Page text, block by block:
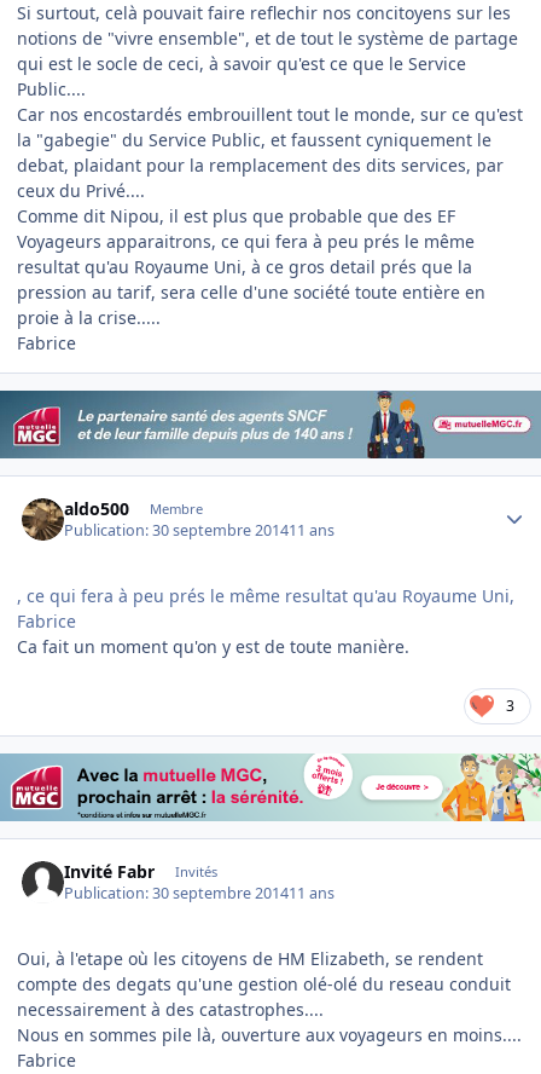
Si surtout, celà pouvait faire reflechir nos concitoyens sur les
notions de "vivre ensemble", et de tout le système de partage
qui est le socle de ceci, à savoir qu'est ce que le Service
Public....
Car nos encostardés embrouillent tout le monde, sur ce qu'est
la "gabegie" du Service Public, et faussent cyniquement le
debat, plaidant pour la remplacement des dits services, par
ceux du Privé....
Comme dit Nipou, il est plus que probable que des EF
Voyageurs apparaitrons, ce qui fera à peu prés le même
resultat qu'au Royaume Uni, à ce gros detail prés que la
pression au tarif, sera celle d'une société toute entière en
proie à la crise.....
Fabrice
aldo500 Membre
Publication:30 septembre 201411 ans
, ce qui fera à peu prés le même resultat qu'au Royaume Uni,
Fabrice
Ca fait un moment qu'on y est de toute manière.
3
Invité Fabr Invités
Publication:30 septembre 201411 ans
Oui, à l'etape où les citoyens de HM Elizabeth, se rendent
compte des degats qu'une gestion olé-olé du reseau conduit
necessairement à des catastrophes....
Nous en sommes pile là, ouverture aux voyageurs en moins....
Fabrice